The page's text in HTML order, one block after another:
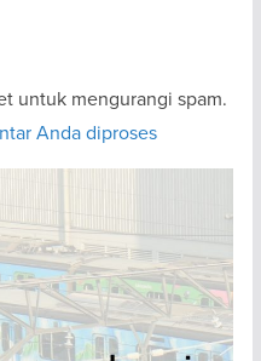
untuk mengurangi spam.
Anda diproses